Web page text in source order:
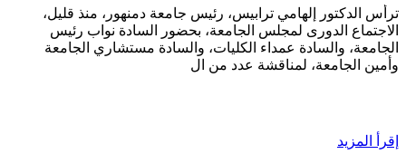
ترأس الدكتور إلهامي ترابيس، رئيس جامعة دمنهور، منذ قليل،
الاجتماع الدورى لمجلس الجامعة، بحضور السادة نواب رئيس
الجامعة، والسادة عمداء الكليات، والسادة مستشاري الجامعة
وأمين الجامعة، لمناقشة عدد من ال
إقرأ المزيد